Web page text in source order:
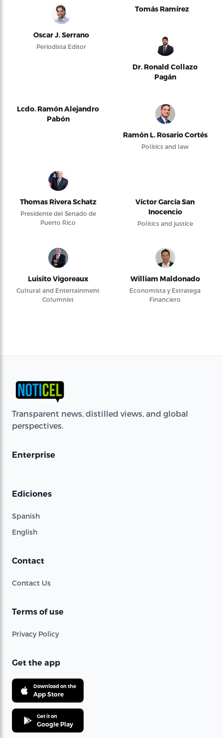
Oscar J. Serrano
Periodista Editor
Tomás Ramírez
Dr. Ronald Collazo
Pagán
Lcdo. Ramón Alejandro
Pabón
Ramón L. Rosario Cortés
Politics and law
Thomas Rivera Schatz
Presidente del Senado de
Puerto Rico
Víctor García San
Inocencio
Politics and justice
Luisito Vigoreaux
Cultural and Entertainment
Columnist
William Maldonado
Economista y Estratega
Financiero
Transparent news, distilled views, and global
perspectives.
Enterprise
Ediciones
Spanish
English
Contact
Contact Us
Terms of use
Privacy Policy
Get the app
Download on the
App Store
Get it on
Google Play